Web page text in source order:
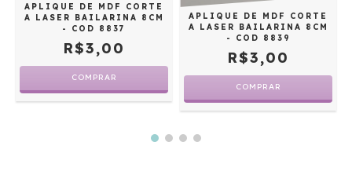
APLIQUE DE MDF CORTE
A LASER BAILARINA 8CM
- COD 8837
R$3,00
APLIQUE DE MDF CORTE
A LASER BAILARINA 8CM
- COD 8839
R$3,00